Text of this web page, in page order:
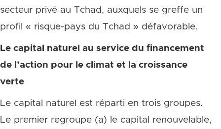
secteur privé au Tchad, auxquels se greffe un
profil « risque-pays du Tchad » défavorable.
Le capital naturel au service du financement
de l’action pour le climat et la croissance
verte
Le capital naturel est réparti en trois groupes.
Le premier regroupe (a) le capital renouvelable,